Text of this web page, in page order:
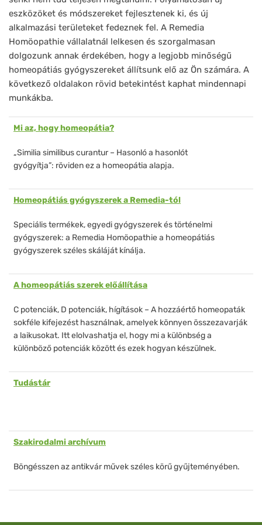
eszközöket és módszereket fejlesztenek ki, és új
alkalmazási területeket fedeznek fel. A Remedia
Homöopathie vállalatnál lelkesen és szorgalmasan
dolgozunk annak érdekében, hogy a legjobb minőségű
homeopátiás gyógyszereket állítsunk elő az Ön számára. A
következő oldalakon rövid betekintést kaphat mindennapi
munkákba.
Mi az, hogy homeopátia?
„Similia similibus curantur – Hasonló a hasonlót
gyógyítja”: röviden ez a homeopátia alapja.
Homeopátiás gyógyszerek a Remedia-tól
Speciális termékek, egyedi gyógyszerek és történelmi
gyógyszerek: a Remedia Homöopathie a homeopátiás
gyógyszerek széles skáláját kínálja.
A homeopátiás szerek előállítása
C potenciák, D potenciák, hígítások – A hozzáértő homeopaták
sokféle kifejezést használnak, amelyek könnyen összezavarják
a laikusokat. Itt elolvashatja el, hogy mi a különbség a
különböző potenciák között és ezek hogyan készülnek.
Tudástár
Szakirodalmi archívum
Böngésszen az antikvár művek széles körű gyűjteményében.